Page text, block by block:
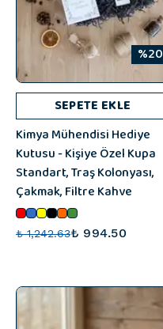
%20
SEPETE EKLE
Kimya Mühendisi Hediye
Kutusu - Kişiye Özel Kupa
Standart, Traş Kolonyası,
Çakmak, Filtre Kahve
₺ 1,242.63₺ 994.50